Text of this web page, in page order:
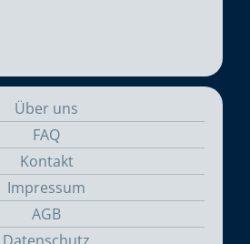
Über uns
FAQ
Kontakt
Impressum
AGB
Datenschutz